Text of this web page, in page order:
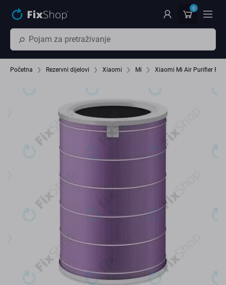
0
Početna Rezervni dijelovi Xiaomi Mi Xiaomi Mi Air Purifier Pro